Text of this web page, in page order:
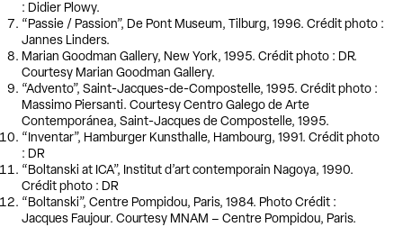
: Didier Plowy.
“Passie / Passion”, De Pont Museum, Tilburg, 1996. Crédit photo :
Jannes Linders.
Marian Goodman Gallery, New York, 1995. Crédit photo : DR.
Courtesy Marian Goodman Gallery.
“Advento”, Saint-Jacques-de-Compostelle, 1995. Crédit photo :
Massimo Piersanti. Courtesy Centro Galego de Arte
Contemporánea, Saint-Jacques de Compostelle, 1995.
“Inventar”, Hamburger Kunsthalle, Hambourg, 1991. Crédit photo
: DR
“Boltanski at ICA”, Institut d’art contemporain Nagoya, 1990.
Crédit photo : DR
“Boltanski”, Centre Pompidou, Paris, 1984. Photo Crédit :
Jacques Faujour. Courtesy MNAM – Centre Pompidou, Paris.